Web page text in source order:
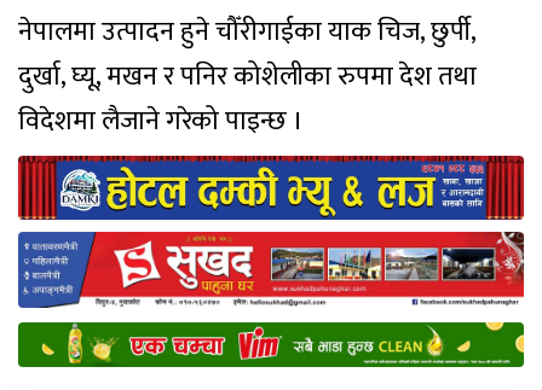
नेपालमा उत्पादन हुने चौँरीगाईका याक चिज, छुर्पी,
दुर्खा, घ्यू, मखन र पनिर कोशेलीका रुपमा देश तथा
विदेशमा लैजाने गरेको पाइन्छ ।